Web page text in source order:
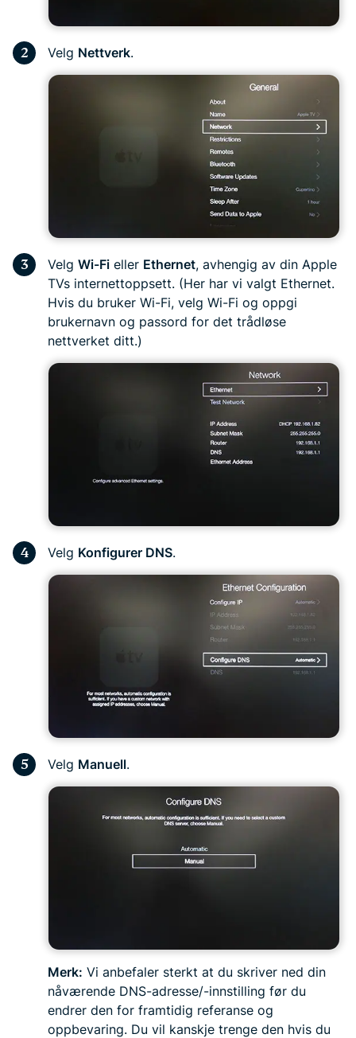
Velg Nettverk.
Velg Wi-Fi eller Ethernet, avhengig av din Apple
TVs internettoppsett. (Her har vi valgt Ethernet.
Hvis du bruker Wi-Fi, velg Wi-Fi og oppgi
brukernavn og passord for det trådløse
nettverket ditt.)
Velg Konfigurer DNS.
Velg Manuell.
Merk: Vi anbefaler sterkt at du skriver ned din
nåværende DNS-adresse/-innstilling før du
endrer den for framtidig referanse og
oppbevaring. Du vil kanskje trenge den hvis du